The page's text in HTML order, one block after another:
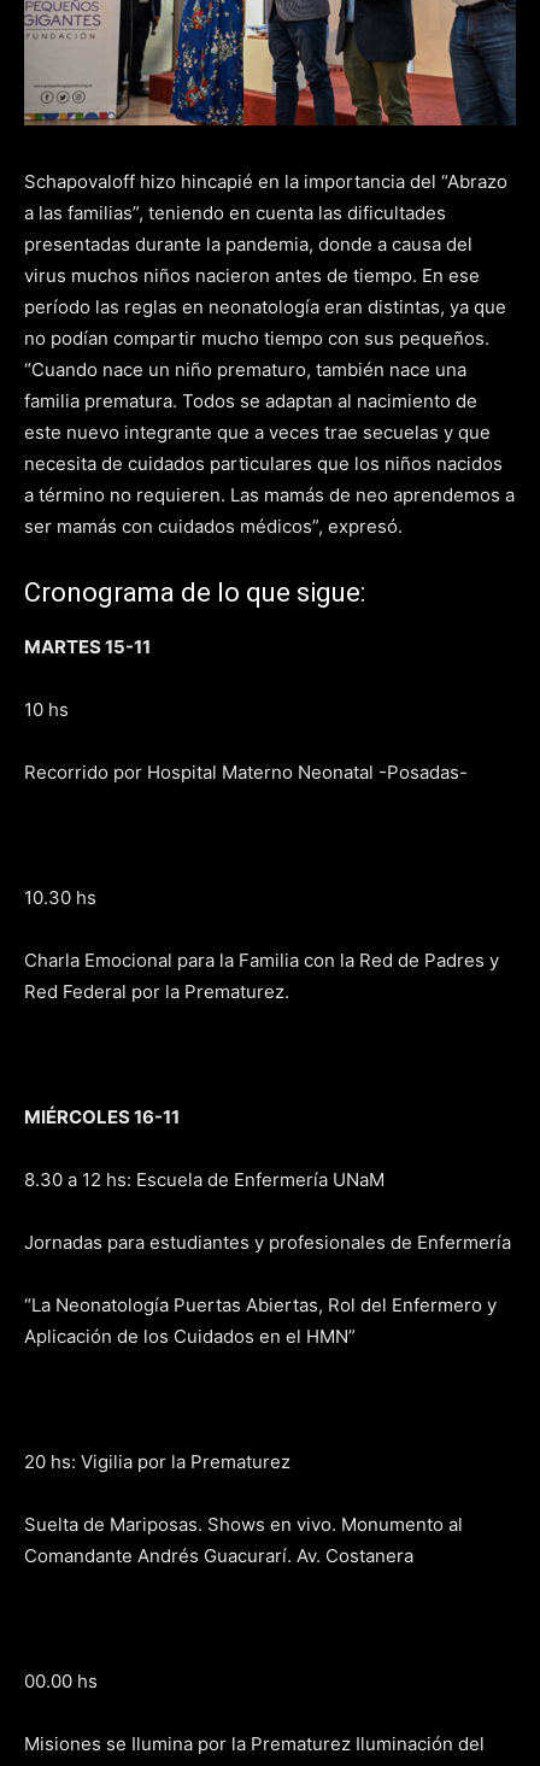
Schapovaloff hizo hincapié en la importancia del “Abrazo
a las familias”, teniendo en cuenta las dificultades
presentadas durante la pandemia, donde a causa del
virus muchos niños nacieron antes de tiempo. En ese
período las reglas en neonatología eran distintas, ya que
no podían compartir mucho tiempo con sus pequeños.
“Cuando nace un niño prematuro, también nace una
familia prematura. Todos se adaptan al nacimiento de
este nuevo integrante que a veces trae secuelas y que
necesita de cuidados particulares que los niños nacidos
a término no requieren. Las mamás de neo aprendemos a
ser mamás con cuidados médicos”, expresó.
Cronograma de lo que sigue:
MARTES 15-11
10 hs
Recorrido por Hospital Materno Neonatal -Posadas-
10.30 hs
Charla Emocional para la Familia con la Red de Padres y
Red Federal por la Prematurez.
MIÉRCOLES 16-11
8.30 a 12 hs: Escuela de Enfermería UNaM
Jornadas para estudiantes y profesionales de Enfermería
“La Neonatología Puertas Abiertas, Rol del Enfermero y
Aplicación de los Cuidados en el HMN”
20 hs: Vigilia por la Prematurez
Suelta de Mariposas. Shows en vivo. Monumento al
Comandante Andrés Guacurarí. Av. Costanera
00.00 hs
Misiones se Ilumina por la Prematurez Iluminación del